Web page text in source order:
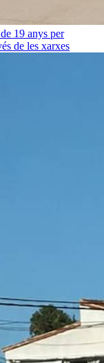
19 anys per
de les xarxes